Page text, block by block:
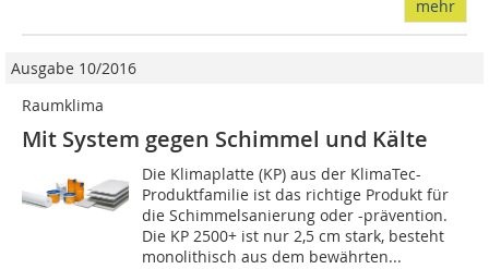
mehr
Ausgabe 10/2016
Raumklima
Mit System gegen Schimmel und Kälte
Die Klimaplatte (KP) aus der KlimaTec-
Produktfamilie ist das richtige Produkt für
die Schimmelsanierung oder -prävention.
Die KP 2500+ ist nur 2,5 cm stark, besteht
monolithisch aus dem bewährten...